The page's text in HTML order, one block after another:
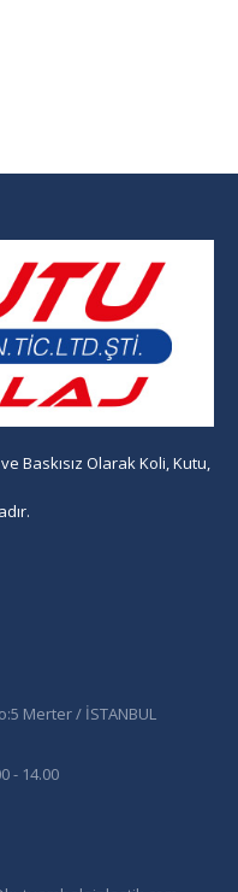
Baskısız Olarak Koli, Kutu,
Merter / İSTANBUL
- 14.00